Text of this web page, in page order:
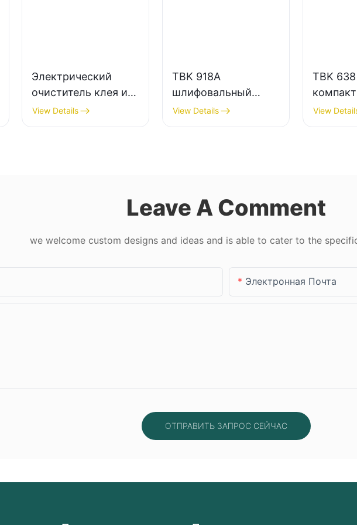
Электрический
очиститель клея и
разделитель экрана
TBK 002 |
View Details
TBK 918A
шлифовальный
станок для
микросхем |
View Details
TBK
View
Leave A Comment
we welcome custom designs and ideas and is able to cater to the
Электронная Почта
ОТПРАВИТЬ ЗАПРОС СЕЙЧАС